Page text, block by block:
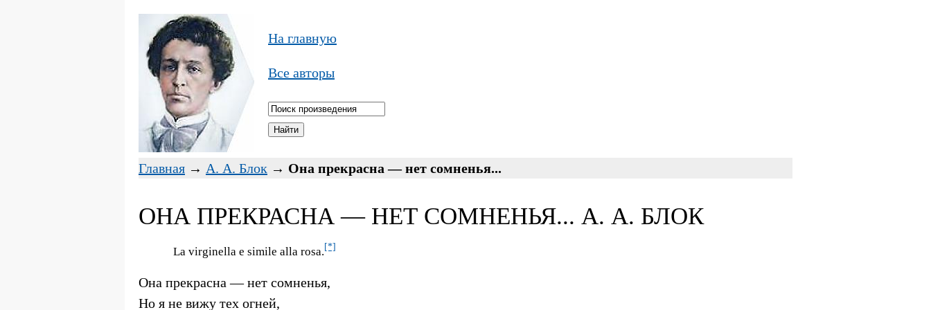
На главную
Все авторы
Главная → А. А. Блок → Она прекрасна — нет сомненья...
ОНА ПРЕКРАСНА — НЕТ СОМНЕНЬЯ... А. А. БЛОК
La virginella e simile alla rosa. [*]
Она прекрасна — нет сомненья,
Но я не вижу тех огней,